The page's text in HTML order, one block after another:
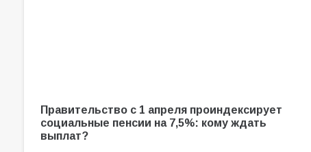
Правительство с 1 апреля проиндексирует
социальные пенсии на 7,5%: кому ждать
выплат?